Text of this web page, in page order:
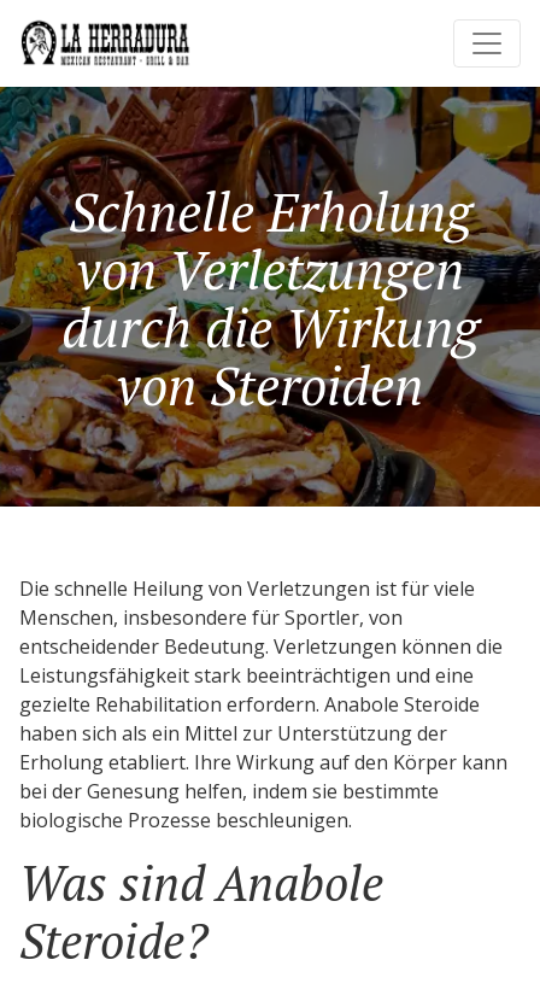
Schnelle Erholung
von Verletzungen
durch die Wirkung
von Steroiden
Die schnelle Heilung von Verletzungen ist für viele
Menschen, insbesondere für Sportler, von
entscheidender Bedeutung. Verletzungen können die
Leistungsfähigkeit stark beeinträchtigen und eine
gezielte Rehabilitation erfordern. Anabole Steroide
haben sich als ein Mittel zur Unterstützung der
Erholung etabliert. Ihre Wirkung auf den Körper kann
bei der Genesung helfen, indem sie bestimmte
biologische Prozesse beschleunigen.
Was sind Anabole
Steroide?